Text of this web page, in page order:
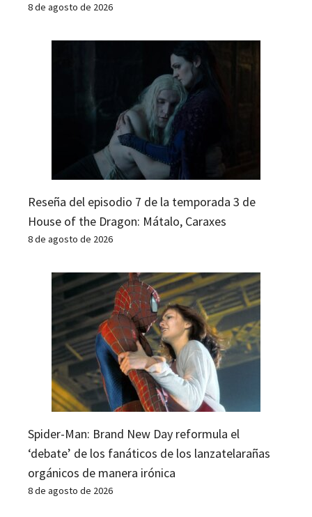
8 de agosto de 2026
Reseña del episodio 7 de la temporada 3 de
House of the Dragon: Mátalo, Caraxes
8 de agosto de 2026
Spider-Man: Brand New Day reformula el
‘debate’ de los fanáticos de los lanzatelarañas
orgánicos de manera irónica
8 de agosto de 2026